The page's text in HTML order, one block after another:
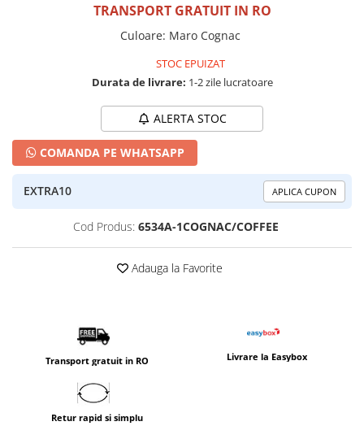
TRANSPORT GRATUIT IN RO
Culoare: Maro Cognac
STOC EPUIZAT
Durata de livrare: 1-2 zile lucratoare
ALERTA STOC
COMANDA PE WHATSAPP
EXTRA10 APLICA CUPON
Cod Produs: 6534A-1COGNAC/COFFEE
Adauga la Favorite
Transport gratuit in RO Livrare la Easybox
Retur rapid si simplu